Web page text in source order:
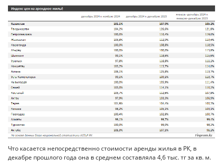
Что касается непосредственно стоимости аренды жилья в РК, в
декабре прошлого года она в среднем составляла 4,6 тыс. тг за кв. м.